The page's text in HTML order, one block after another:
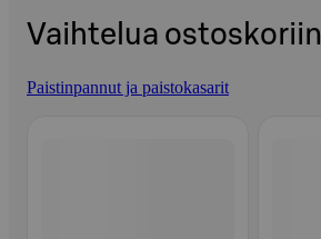
Vaihtelua ostoskoriin
Paistinpannut ja paistokasarit